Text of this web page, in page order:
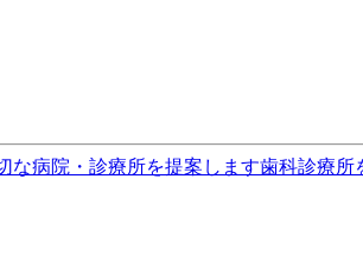
な病院・診療所を提案します歯科診療所